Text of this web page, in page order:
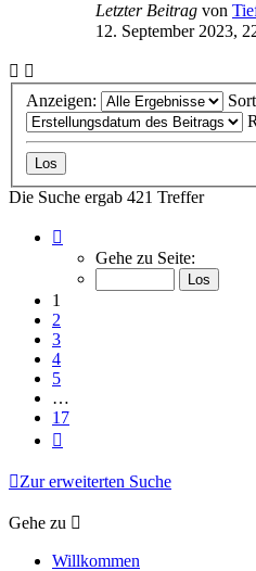
Letzter Beitrag von
12. September 2023,
Anzeigen:
Die Suche ergab 421 Treffer
von
Gehe zu Seite:
1
2
3
4
5
…
17
Zur erweiterten Suche
Gehe zu
Willkommen